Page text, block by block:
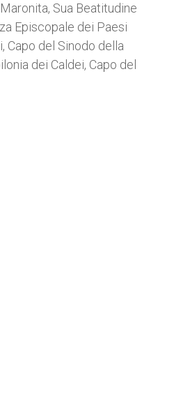
Sua Beatitudine
Episcopale dei Paesi
Capo del Sinodo della
dei Caldei, Capo del